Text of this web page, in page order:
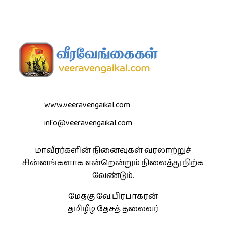
www.veeravengaikal.com
info@veeravengaikal.com
மாவீரர்களின் நினைவுகள் வரலாற்றுச்
சின்னங்களாக என்றென்றும் நிலைத்து நிற்க
வேண்டும்.
மேதகு வே.பிரபாகரன்
தமிழீழ தேசத் தலைவர்